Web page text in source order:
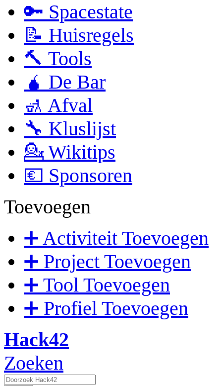
🔑 Spacestate
📝 Huisregels
🔨 Tools
🧉 De Bar
🚮 Afval
🔧 Kluslijst
💁 Wikitips
💶 Sponsoren
Toevoegen
➕ Activiteit Toevoegen
➕ Project Toevoegen
➕ Tool Toevoegen
➕ Profiel Toevoegen
Hack42
Zoeken